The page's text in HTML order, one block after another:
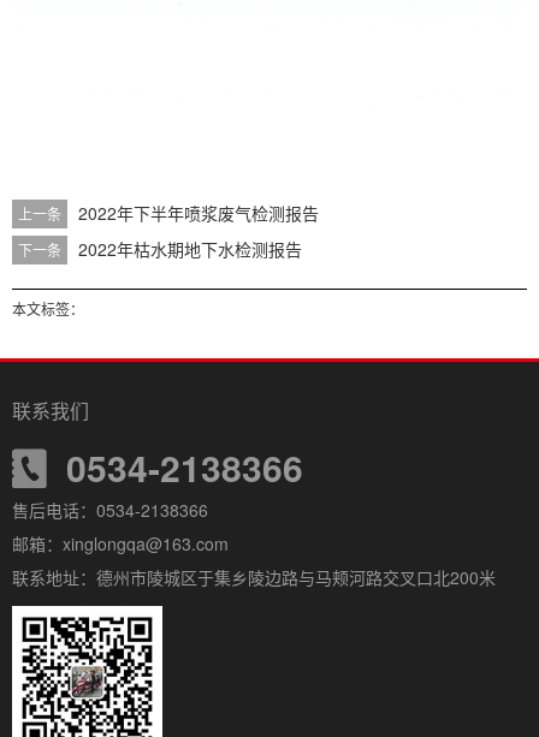
上一条 2022年下半年喷浆废气检测报告
下一条 2022年枯水期地下水检测报告
本文标签：
联系我们
0534-2138366
售后电话：0534-2138366
邮箱：xinglongqa@163.com
联系地址：德州市陵城区于集乡陵边路与马颊河路交叉口北200米